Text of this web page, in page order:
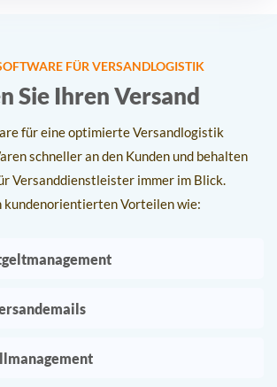
FÜR VERSANDLOGISTIK
Sie Ihren Versand
für eine optimierte Versandlogistik
schneller an den Kunden und behalten
Versanddienstleister immer im Blick.
kundenorientierten Vorteilen wie: